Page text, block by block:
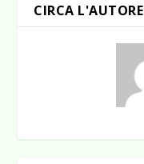
CIRCA L'AUTORE